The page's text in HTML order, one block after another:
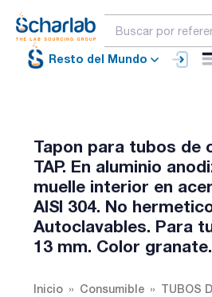
Resto del Mundo
Tapon para tubos de
TAP. En aluminio
muelle interior en
AISI 304. No
Autoclavables. Para
13 mm. Color
Inicio Consumible
TUBOS